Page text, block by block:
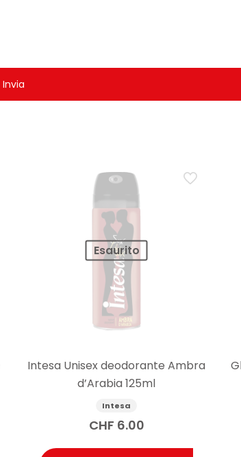
Esaurito
Intesa Unisex deodorante Ambra
d’Arabia 125ml
Intesa
CHF 6.00